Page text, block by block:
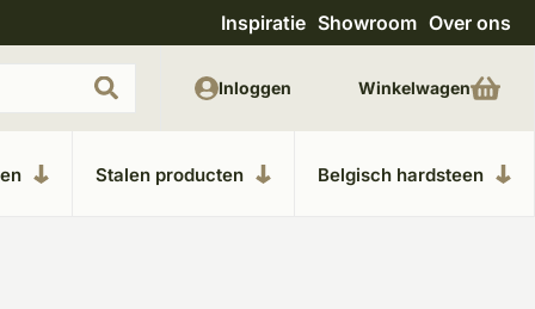
Unieke materialen in kempische bouwstijl
Inspiratie Showroom Over ons
Stalen producten Belgisch hardsteen
Inloggen Winkelwagen